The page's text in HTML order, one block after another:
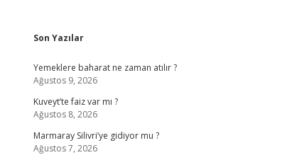
Sidebar
Son Yazılar
Yemeklere baharat ne zaman atılır ?
Ağustos 9, 2026
Kuveyt’te faiz var mı ?
Ağustos 8, 2026
Marmaray Silivri’ye gidiyor mu ?
Ağustos 7, 2026